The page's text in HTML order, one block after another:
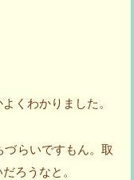
くわかりました。
らいですもん。取
ろうなと。